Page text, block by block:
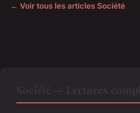
← Voir tous les articles Société